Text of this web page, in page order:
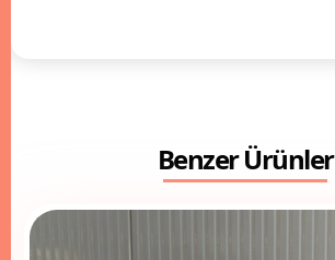
Benzer Ürünler